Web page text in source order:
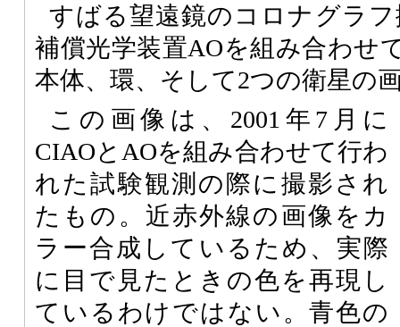
すばる望遠鏡のコロナグラ
補償光学装置AOを組み合わせ
本体、環、そして2つの衛星の
この画像は、2001年7月に
CIAOとAOを組み合わせて行わ
れた試験観測の際に撮影され
たもの。近赤外線の画像をカ
ラー合成しているため、実際
に目で見たときの色を再現し
ているわけではない。青色の